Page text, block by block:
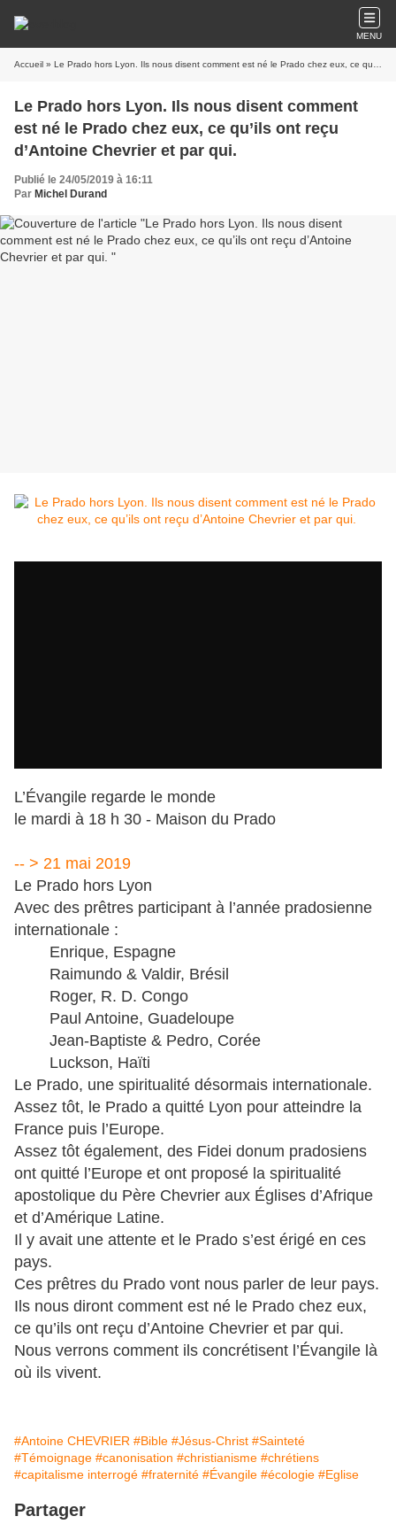
MENU
Accueil » Le Prado hors Lyon. Ils nous disent comment est né le Prado chez eux, ce qu’ils ont reçu d’Antoine Chevrier et par qui.
Le Prado hors Lyon. Ils nous disent comment
est né le Prado chez eux, ce qu’ils ont reçu
d’Antoine Chevrier et par qui.
Publié le 24/05/2019 à 16:11
Par Michel Durand
L’Évangile regarde le monde
le mardi à 18 h 30 - Maison du Prado
-- > 21 mai 2019
Le Prado hors Lyon
Avec des prêtres participant à l’année pradosienne
internationale :
Enrique, Espagne
Raimundo & Valdir, Brésil
Roger, R. D. Congo
Paul Antoine, Guadeloupe
Jean-Baptiste & Pedro, Corée
Luckson, Haïti
Le Prado, une spiritualité désormais internationale.
Assez tôt, le Prado a quitté Lyon pour atteindre la
France puis l’Europe.
Assez tôt également, des Fidei donum pradosiens
ont quitté l’Europe et ont proposé la spiritualité
apostolique du Père Chevrier aux Églises d’Afrique
et d’Amérique Latine.
Il y avait une attente et le Prado s’est érigé en ces
pays.
Ces prêtres du Prado vont nous parler de leur pays.
Ils nous diront comment est né le Prado chez eux,
ce qu’ils ont reçu d’Antoine Chevrier et par qui.
Nous verrons comment ils concrétisent l’Évangile là
où ils vivent.
#Antoine CHEVRIER #Bible #Jésus-Christ #Sainteté
#Témoignage #canonisation #christianisme #chrétiens
#capitalisme interrogé #fraternité #Évangile #écologie #Eglise
Partager